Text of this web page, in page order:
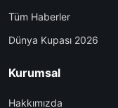
Tüm Haberler
Dünya Kupası 2026
Kurumsal
Hakkımızda